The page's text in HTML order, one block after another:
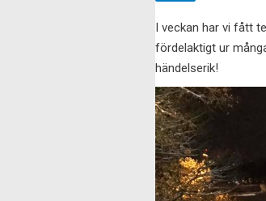
I veckan har vi fått
fördelaktigt ur
händelserik!